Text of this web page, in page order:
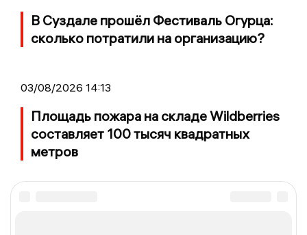
В Суздале прошёл Фестиваль Огурца:
сколько потратили на организацию?
03/08/2026 14:13
Площадь пожара на складе Wildberries
составляет 100 тысяч квадратных
метров